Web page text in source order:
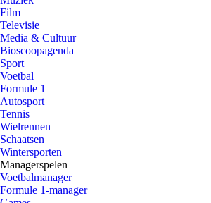
Film
Televisie
Media & Cultuur
Bioscoopagenda
Sport
Voetbal
Formule 1
Autosport
Tennis
Wielrennen
Schaatsen
Wintersporten
Managerspelen
Voetbalmanager
Formule 1-manager